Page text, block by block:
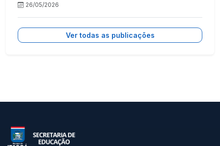
26/05/2026
Ver todas as publicações